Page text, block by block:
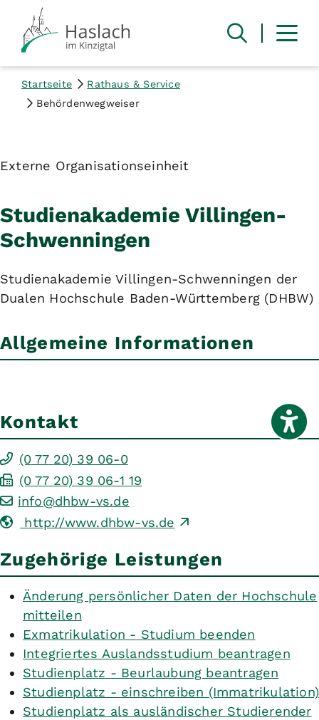
Startseite
Rathaus & Service
Behördenwegweiser
Externe Organisationseinheit
Studienakademie Villingen-
Schwenningen
Studienakademie Villingen-Schwenningen der
Dualen Hochschule Baden-Württemberg (DHBW)
Allgemeine Informationen
Kontakt
(0 77 20) 39 06-0
(0 77 20) 39 06-1 19
info@dhbw-vs.de
http://www.dhbw-vs.de
Zugehörige Leistungen
Änderung persönlicher Daten der Hochschule
mitteilen
Exmatrikulation - Studium beenden
Integriertes Auslandsstudium beantragen
Studienplatz - Beurlaubung beantragen
Studienplatz - einschreiben (Immatrikulation)
Studienplatz als ausländischer Studierender